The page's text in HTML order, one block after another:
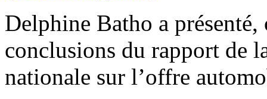
Delphine Batho a
conclusions du rapport de
nationale sur l’offre